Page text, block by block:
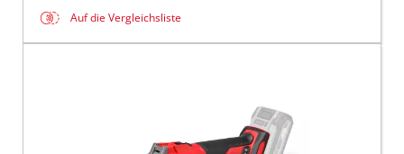
Auf die Vergleichsliste